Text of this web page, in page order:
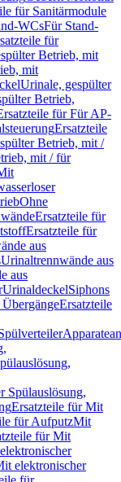
für Sanitärmodule
WCsFür Stand-
für
Betrieb, mit
mit
Urinale, gespülter
Betrieb,
für Für AP-
Ersatzteile
Betrieb, mit /
mit / für
Ohne
Ersatzteile für
Ersatzteile für
aus
Urinaltrennwände aus
aus
UrinaldeckelSiphons
Ersatzteile
Spülauslösung,
Ersatzteile für Mit
für AufputzMit
für Mit
elektronischer